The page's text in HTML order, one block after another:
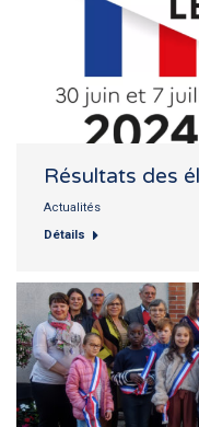
Résultats des
Actualités
Détails